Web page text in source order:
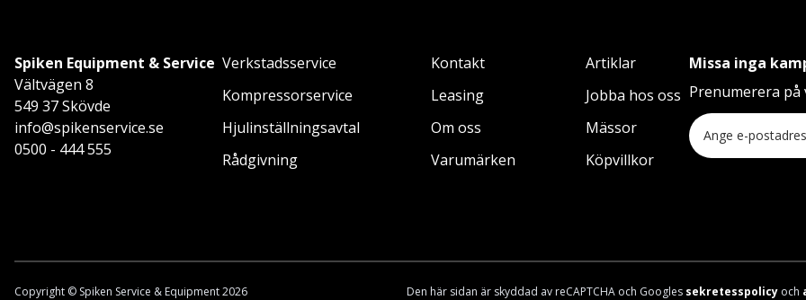
Spiken Equipment & Service
Vältvägen 8
549 37 Skövde
info@spikenservice.se
0500 - 444 555
Verkstadsservice
Kompressorservice
Hjulinställningsavtal
Rådgivning
Kontakt
Leasing
Om oss
Varumärken
Artiklar
Jobba hos oss
Mässor
Köpvillkor
Missa inga
Prenumerera
Den här sidan är skyddad av reCAPTCHA och Googles sekretesspolicy och
Copyright © Spiken Service & Equipment 2026